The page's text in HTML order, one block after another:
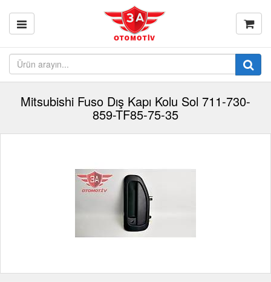
Mitsubishi Fuso Dış Kapı Kolu Sol 711-730-
859-TF85-75-35